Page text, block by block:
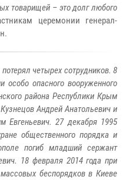
товарищей – это долг любого
церемонии генерал-
четырех сотрудников. 8
особо опасного вооруженного
района Республики Крым
Андрей Анатольевич и
Евгеньевич. 27 декабря 1995
общественного порядка и
погиб младший сержант
18 февраля 2014 года при
беспорядков в Киеве